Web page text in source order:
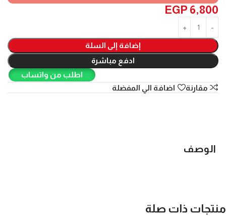
EGP 6,800
إضافة إلى السلة
ادفع مباشرة
اطلب من واتساب
مقارنة
اضافة الي المفضلة
الوصف
منتجات ذات صلة